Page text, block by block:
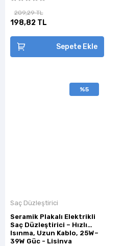
209,29 TL
198,82 TL
Sepete Ekle
%5
Saç Düzleştirici
Seramik Plakalı Elektrikli
Saç Düzleştirici – Hızlı
Isınma, Uzun Kablo, 25W–
39W Güç - Lisinya